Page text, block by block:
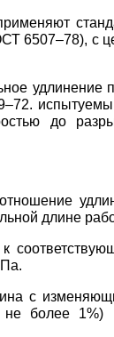
6507–78), с
удлинение
до
длине
с
более 1%)